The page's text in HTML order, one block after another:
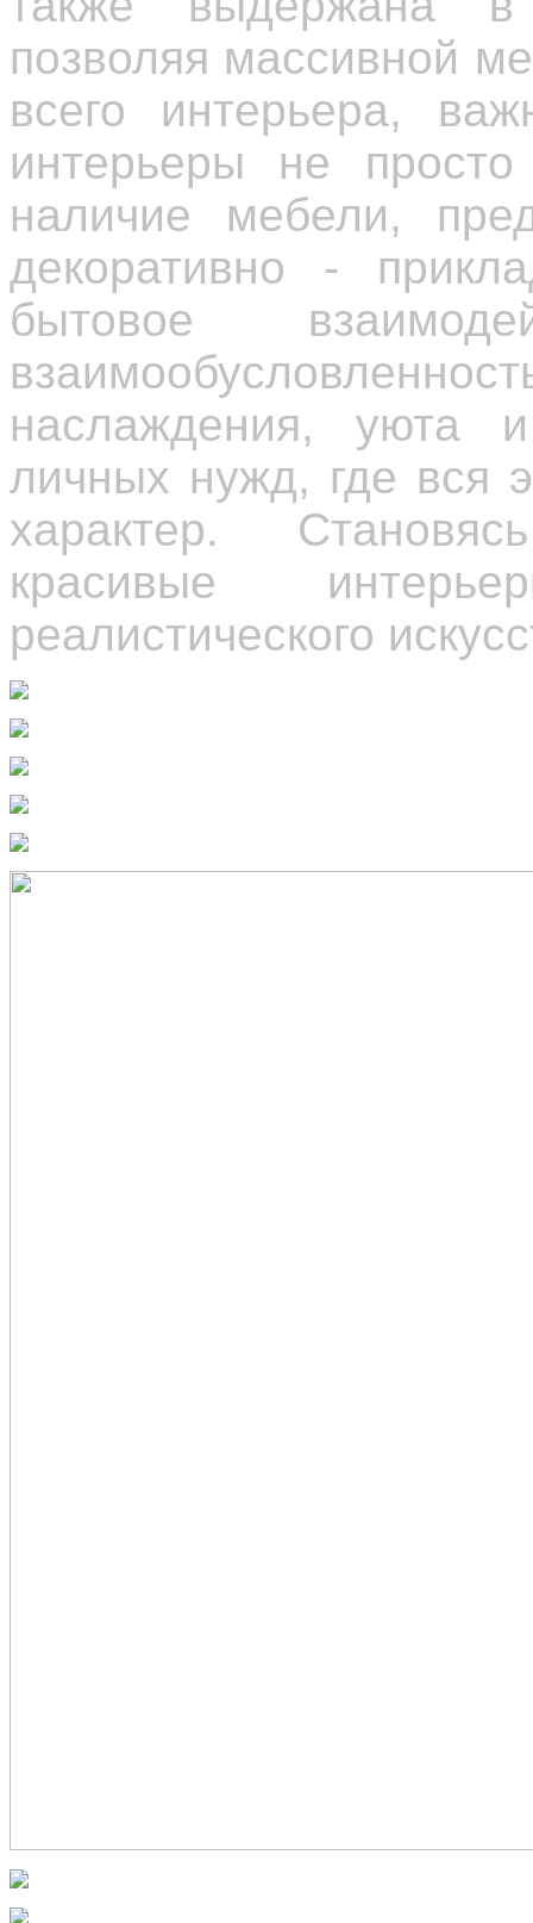
позволяя массивной
всего интерьера,
интерьеры не
наличие мебели,
декоративно -
бытовое
наслаждения, уюта
личных нужд, где вся
характер.
красивые
реалистического